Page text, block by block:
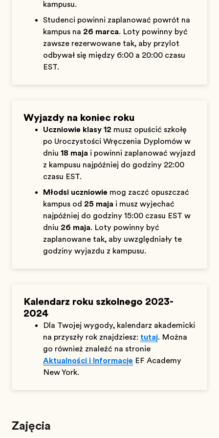
kampusu.
Studenci powinni zaplanować powrót na
kampus na 26 marca. Loty powinny być
zawsze rezerwowane tak, aby przylot
odbywał się między 6:00 a 20:00 czasu
EST.
Wyjazdy na koniec roku
Uczniowie klasy 12 muszą opuścić szkołę
po Uroczystości Wręczenia Dyplomów w
dniu 18 maja i powinni zaplanować wyjazd
z kampusu najpóźniej do godziny 22:00
czasu EST.
Młodsi uczniowie mogą zacząć opuszczać
kampus od 25 maja i muszą wyjechać
najpóźniej do godziny 15:00 czasu EST w
dniu 26 maja. Loty powinny być
zaplanowane tak, aby uwzględniały te
godziny wyjazdu z kampusu.
Kalendarz roku szkolnego 2023-
2024
Dla Twojej wygody, kalendarz akademicki
na przyszły rok znajdziesz: tutaj. Można
go również znaleźć na stronie
Aktualności i Informacje EF Academy
New York.
Zajęcia